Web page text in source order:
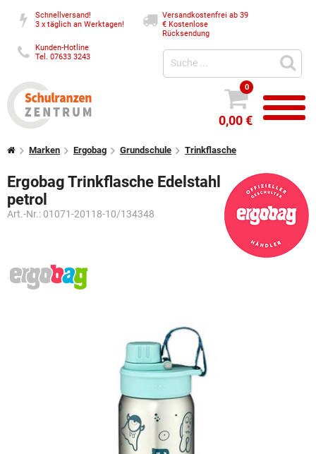
Schnellversand!
3 x täglich an Werktagen!
Versandkostenfrei ab 39
€Kostenlose
Rücksendung
Kunden-Hotline
Tel. 07633 3243
0
0,00 €
Marken Ergobag Grundschule Trinkflasche
Ergobag Trinkflasche Edelstahl
petrol
Art.-Nr.: 01071-20118-10/134348